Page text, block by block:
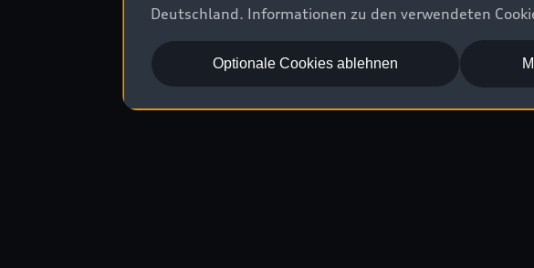
Deutschland. Informationen zu den verwendeten
Optionale Cookies ablehnen